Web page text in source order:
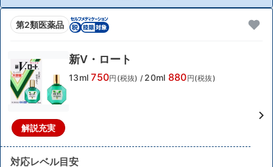
第2類医薬品
解説充実
新V・ロート
13ml 750円(税抜) / 20ml 880円(税抜)
対応レベル目安